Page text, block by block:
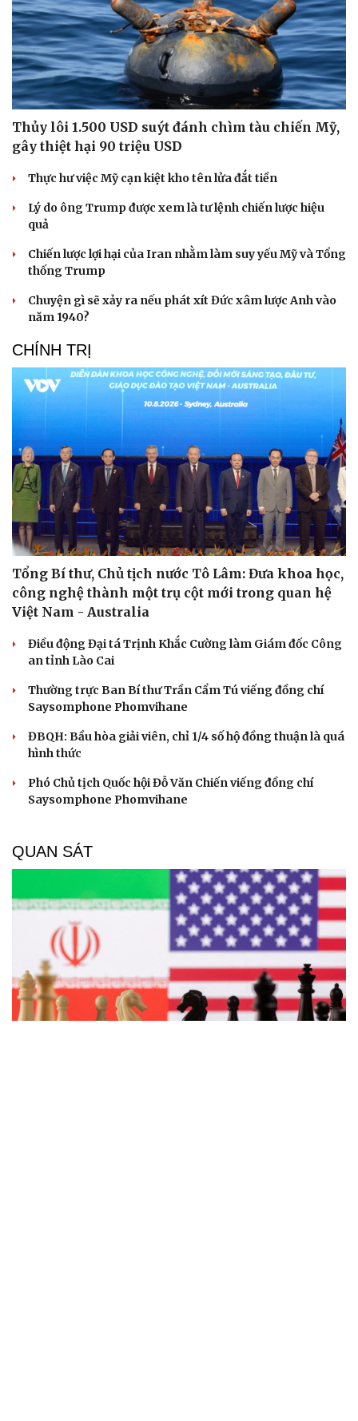
Thủy lôi 1.500 USD suýt đánh chìm tàu chiến Mỹ,
gây thiệt hại 90 triệu USD
Thực hư việc Mỹ cạn kiệt kho tên lửa đắt tiền
Lý do ông Trump được xem là tư lệnh chiến lược hiệu
quả
Chiến lược lợi hại của Iran nhằm làm suy yếu Mỹ và Tổng
thống Trump
Chuyện gì sẽ xảy ra nếu phát xít Đức xâm lược Anh vào
năm 1940?
CHÍNH TRỊ
Tổng Bí thư, Chủ tịch nước Tô Lâm: Đưa khoa học,
công nghệ thành một trụ cột mới trong quan hệ
Việt Nam - Australia
Điều động Đại tá Trịnh Khắc Cường làm Giám đốc Công
an tỉnh Lào Cai
Thường trực Ban Bí thư Trần Cẩm Tú viếng đồng chí
Saysomphone Phomvihane
ĐBQH: Bầu hòa giải viên, chỉ 1/4 số hộ đồng thuận là quá
hình thức
Phó Chủ tịch Quốc hội Đỗ Văn Chiến viếng đồng chí
Saysomphone Phomvihane
QUAN SÁT